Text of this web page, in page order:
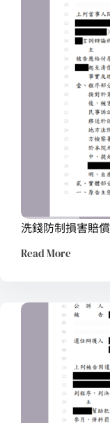
洗錢防制損害賠償
Read More